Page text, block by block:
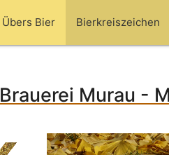
Übers Bier Bierkreiszeichen
Brauerei Murau -